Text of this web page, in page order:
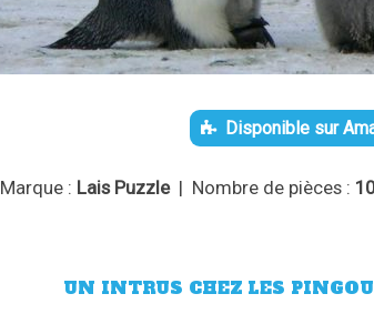
Disponible sur
Marque : Lais Puzzle | Nombre de pièces :
UN INTRUS CHEZ LES